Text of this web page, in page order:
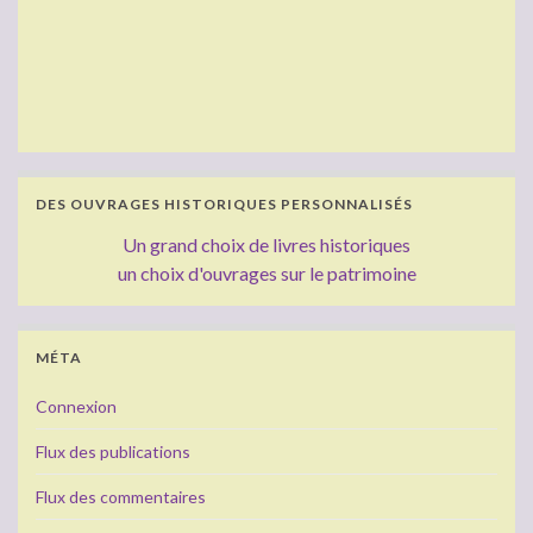
DES OUVRAGES HISTORIQUES PERSONNALISÉS
Un grand choix de livres historiques
un choix d'ouvrages sur le patrimoine
MÉTA
Connexion
Flux des publications
Flux des commentaires